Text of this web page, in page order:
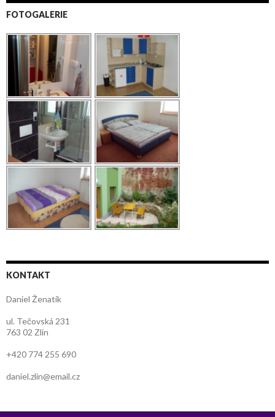
FOTOGALERIE
KONTAKT
Daniel Ženatík
ul. Tečovská 231
763 02 Zlín
+420 774 255 690
daniel.zlin@email.cz